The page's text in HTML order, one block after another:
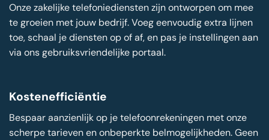
Onze zakelijke telefoniediensten zijn ontworpen om mee
te groeien met jouw bedrijf. Voeg eenvoudig extra lijnen
toe, schaal je diensten op of af, en pas je instellingen aan
via ons gebruiksvriendelijke portaal.
Kostenefficiëntie
Bespaar aanzienlijk op je telefoonrekeningen met onze
scherpe tarieven en onbeperkte belmogelijkheden. Geen